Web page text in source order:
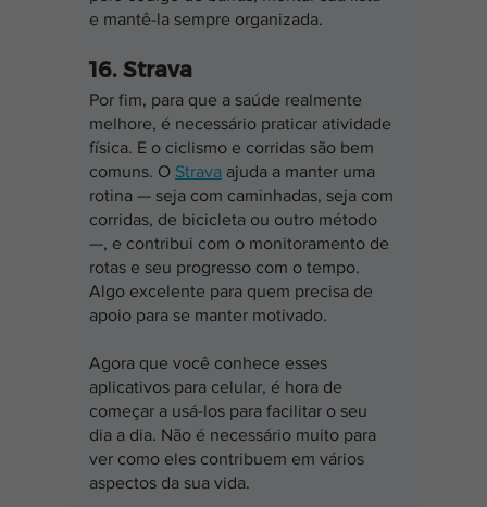
e mantê-la sempre organizada.
16. Strava
Por fim, para que a saúde realmente
melhore, é necessário praticar atividade
física. E o ciclismo e corridas são bem
comuns. O Strava ajuda a manter uma
rotina — seja com caminhadas, seja com
corridas, de bicicleta ou outro método
—, e contribui com o monitoramento de
rotas e seu progresso com o tempo.
Algo excelente para quem precisa de
apoio para se manter motivado.
Agora que você conhece esses
aplicativos para celular, é hora de
começar a usá-los para facilitar o seu
dia a dia. Não é necessário muito para
ver como eles contribuem em vários
aspectos da sua vida.